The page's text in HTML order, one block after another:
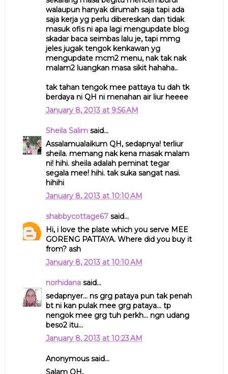
walaupun hanyak dirumah saja tapi ada
saja kerja yg perlu dibereskan dan tidak
masuk ofis ni apa lagi mengupdate blog
skadar baca seimbas lalu je, tapi mmg
jeles jugak tengok kenkawan yg
mengupdate mcm2 menu, nak tak nak
malam2 luangkan masa sikit hahaha..
tak tahan tengok mee pattaya tu dah tk
berdaya ni QH ni menahan air liur heeee
January 8, 2013 at 9:56 AM
Sheila Salimsaid...
Assalamualaikum QH, sedapnya! terliur
sheila. memang nak kena masak malam
ni! hihi. sheila adalah peminat tegar
segala mee! hihi. tak suka sangat nasi.
hihihi
January 8, 2013 at 10:10 AM
shabbycottage67said...
Hi, i love the plate which you serve MEE
GORENG PATTAYA. Where did you buy it
from? ash
January 8, 2013 at 10:10 AM
norhidanasaid...
sedapnyer... ns grg pataya pun tak penah
bt ni kan pulak mee grg pataya... tp
nengok mee grg tuh perkh... ngn udang
beso2 itu...
January 8, 2013 at 10:23 AM
Anonymous said...
Salam QH,